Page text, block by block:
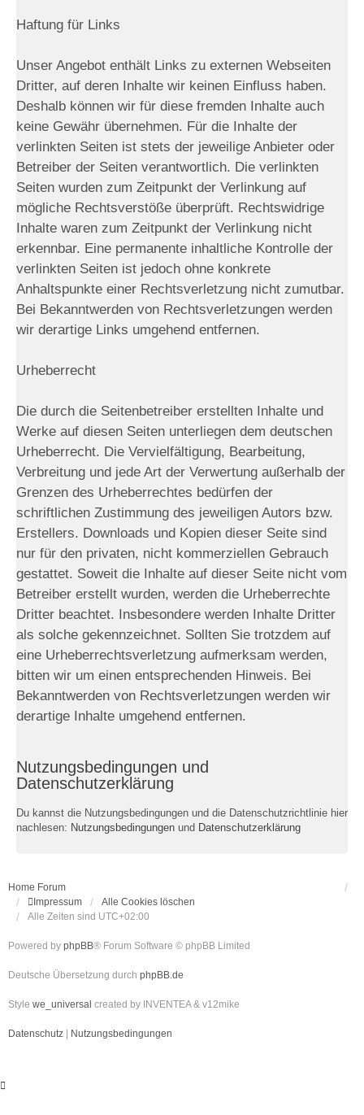
Haftung für Links
Unser Angebot enthält Links zu externen Webseiten
Dritter, auf deren Inhalte wir keinen Einfluss haben.
Deshalb können wir für diese fremden Inhalte auch
keine Gewähr übernehmen. Für die Inhalte der
verlinkten Seiten ist stets der jeweilige Anbieter oder
Betreiber der Seiten verantwortlich. Die verlinkten
Seiten wurden zum Zeitpunkt der Verlinkung auf
mögliche Rechtsverstöße überprüft. Rechtswidrige
Inhalte waren zum Zeitpunkt der Verlinkung nicht
erkennbar. Eine permanente inhaltliche Kontrolle der
verlinkten Seiten ist jedoch ohne konkrete
Anhaltspunkte einer Rechtsverletzung nicht zumutbar.
Bei Bekanntwerden von Rechtsverletzungen werden
wir derartige Links umgehend entfernen.
Urheberrecht
Die durch die Seitenbetreiber erstellten Inhalte und
Werke auf diesen Seiten unterliegen dem deutschen
Urheberrecht. Die Vervielfältigung, Bearbeitung,
Verbreitung und jede Art der Verwertung außerhalb der
Grenzen des Urheberrechtes bedürfen der
schriftlichen Zustimmung des jeweiligen Autors bzw.
Erstellers. Downloads und Kopien dieser Seite sind
nur für den privaten, nicht kommerziellen Gebrauch
gestattet. Soweit die Inhalte auf dieser Seite nicht vom
Betreiber erstellt wurden, werden die Urheberrechte
Dritter beachtet. Insbesondere werden Inhalte Dritter
als solche gekennzeichnet. Sollten Sie trotzdem auf
eine Urheberrechtsverletzung aufmerksam werden,
bitten wir um einen entsprechenden Hinweis. Bei
Bekanntwerden von Rechtsverletzungen werden wir
derartige Inhalte umgehend entfernen.
Nutzungsbedingungen und
Datenschutzerklärung
Du kannst die Nutzungsbedingungen und die Datenschutzrichtlinie hier
nachlesen: Nutzungsbedingungen und Datenschutzerklärung
Home Forum
Impressum
Alle Cookies löschen
Alle Zeiten sind UTC+02:00
Powered by phpBB® Forum Software © phpBB Limited
Deutsche Übersetzung durch phpBB.de
Style we_universal created by INVENTEA & v12mike
Datenschutz Nutzungsbedingungen